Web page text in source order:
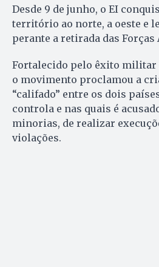
Desde 9 de junho, o EI
território ao norte, a oeste e
perante a retirada das
Fortalecido pelo êxito militar
o movimento proclamou a
“califado” entre os dois
controla e nas quais é
minorias, de realizar
violações.